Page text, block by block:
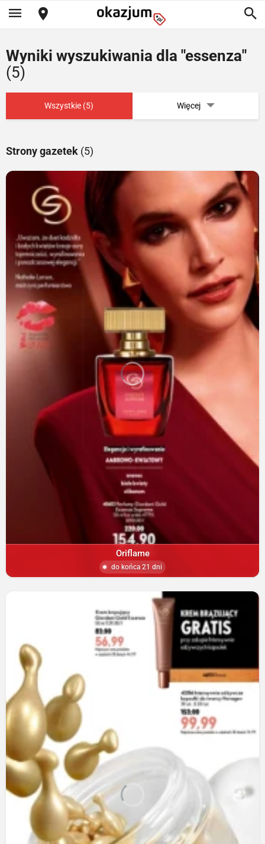
Wyniki wyszukiwania dla "essenza"
(5)
Wszystkie (5) Więcej
Strony gazetek (5)
Oriflame
do końca 21 dni